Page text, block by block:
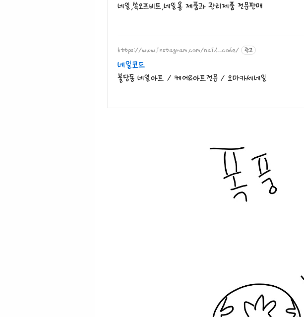
네일,쏙오프비트,네일용 제품과 관리제품 전문판매
https://www.instagram.com/nail__code/ 광고
네일코드
불당동 네일아트 / 케어&아트전문 / 오마카세네일